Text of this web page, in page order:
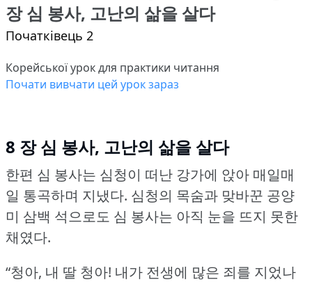
장 심 봉사, 고난의 삶을 살다
Початківець 2
Корейської урок для практики читання
Почати вивчати цей урок зараз
8 장 심 봉사, 고난의 삶을 살다
한편 심 봉사는 심청이 떠난 강가에 앉아 매일매
일 통곡하며 지냈다. 심청의 목숨과 맞바꾼 공양
미 삼백 석으로도 심 봉사는 아직 눈을 뜨지 못한
채였다.
“청아, 내 딸 청아! 내가 전생에 많은 죄를 지었나